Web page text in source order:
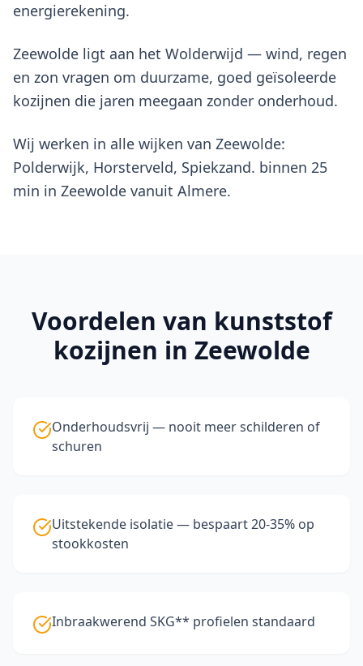
energierekening.
Zeewolde ligt aan het Wolderwijd — wind, regen
en zon vragen om duurzame, goed geïsoleerde
kozijnen die jaren meegaan zonder onderhoud.
Wij werken in alle wijken van Zeewolde:
Polderwijk, Horsterveld, Spiekzand. binnen 25
min in Zeewolde vanuit Almere.
Voordelen van kunststof
kozijnen in Zeewolde
Onderhoudsvrij — nooit meer schilderen of
schuren
Uitstekende isolatie — bespaart 20-35% op
stookkosten
Inbraakwerend SKG** profielen standaard